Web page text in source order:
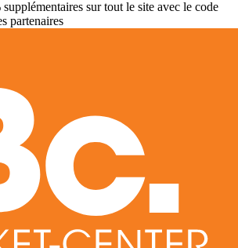
sur tout le site avec le code
partenaires